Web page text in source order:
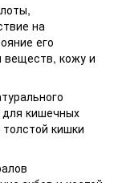
на
его
веществ, кожу и
для кишечных
кишки